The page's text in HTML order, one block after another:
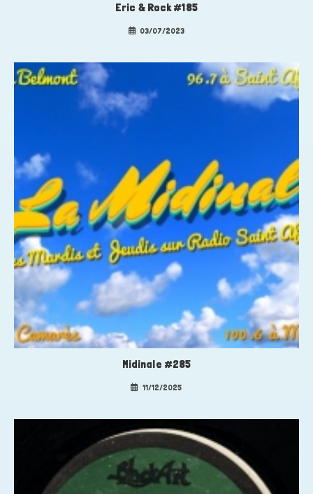
Eric & Rock #185
03/07/2023
Midinale #285
11/12/2025